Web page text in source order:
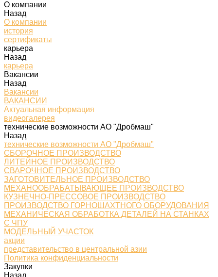
О компании
Назад
О компании
история
сертификаты
карьера
Назад
карьера
Вакансии
Назад
Вакансии
ВАКАНСИИ
Актуальная информация
видеогалерея
технические возможности АО "Дробмаш"
Назад
технические возможности АО "Дробмаш"
СБОРОЧНОЕ ПРОИЗВОДСТВО
ЛИТЕЙНОЕ ПРОИЗВОДСТВО
СВАРОЧНОЕ ПРОИЗВОДСТВО
ЗАГОТОВИТЕЛЬНОЕ ПРОИЗВОДСТВО
МЕХАНООБРАБАТЫВАЮЩЕЕ ПРОИЗВОДСТВО
КУЗНЕЧНО-ПРЕССОВОЕ ПРОИЗВОДСТВО
ПРОИЗВОДСТВО ГОРНОШАХТНОГО ОБОРУДОВАНИЯ
МЕХАНИЧЕСКАЯ ОБРАБОТКА ДЕТАЛЕЙ НА СТАНКАХ
С ЧПУ
МОДЕЛЬНЫЙ УЧАСТОК
акции
представительство в центральной азии
Политика конфиденциальности
Закупки
Назад